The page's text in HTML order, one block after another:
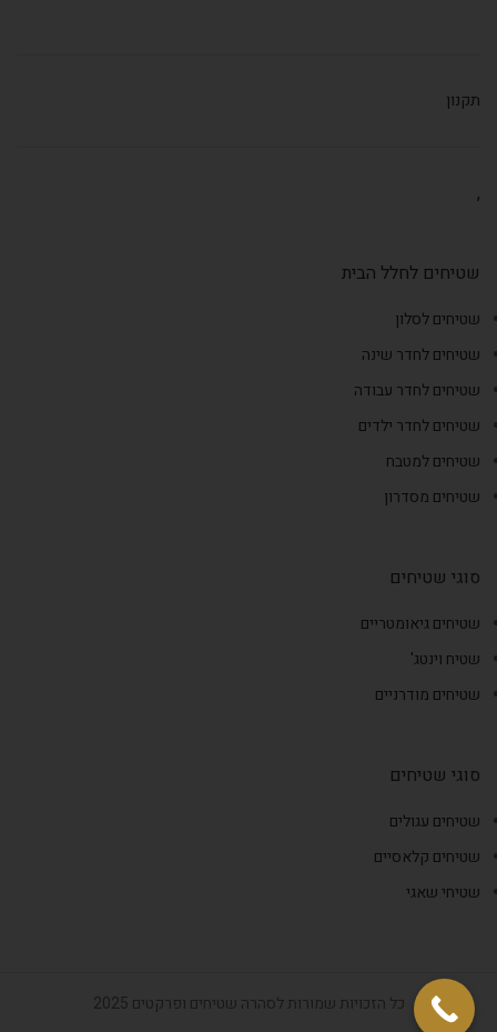
תקנון
,
שטיחים לחלל הבית
שטיחים לסלון
שטיחים לחדר שינה
שטיחים לחדר עבודה
שטיחים לחדר ילדים
שטיחים למטבח
שטיחים מסדרון
סוגי שטיחים
שטיחים גיאומטריים
שטיח וינטג'
שטיחים מודרניים
סוגי שטיחים
שטיחים עגולים
שטיחים קלאסיים
שטיחי שאגי
כל הזכויות שמורות לסהרה שטיחים ופרקטים 2025